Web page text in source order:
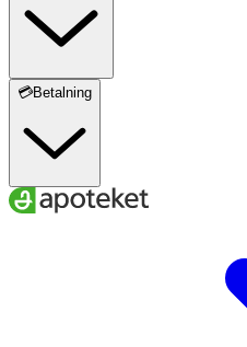
💳Betalning